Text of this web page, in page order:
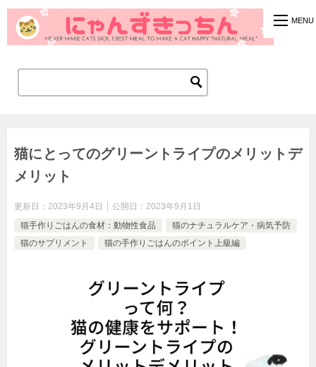
猫にとってのグリーントライプのメリットデ
メリット
更新日： 2023年9月4日 公開日： 2023年9月1日
猫手作りごはんの食材：動物性食品
猫のナチュラルケア・病気予防
猫のサプリメント
猫の手作りごはんのポイント上級編